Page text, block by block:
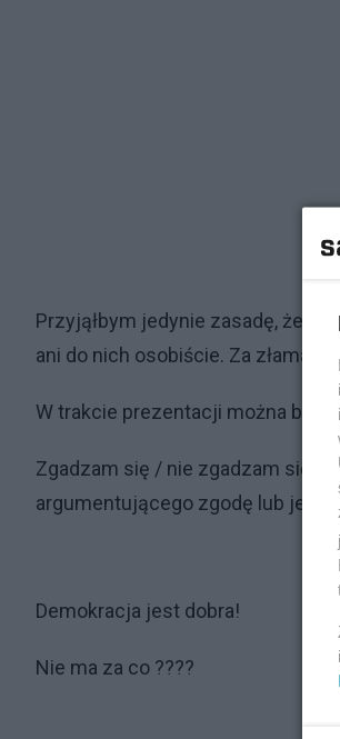
Przyjąłbym jedynie zasadę, że
ani do nich osobiście. Za
W trakcie prezentacji można by
Zgadzam się / nie zgadzam się –
argumentującego zgodę lub jej
Demokracja jest dobra!
Nie ma za co ????